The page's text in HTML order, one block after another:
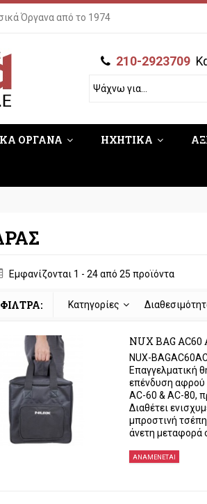
Όργανα από το 1974
210-2923709
ΟΡΓΑΝΑ ΗΧΗΤΙΚΑ
Εμφανίζονται 1 - 24 από 25 προϊόντα
ΦΙΛΤΡΑ: Κατηγορίες
NUX BAG AC60
NUX-
Επαγγελματική
επένδυση αφρού
AC-60 & AC-80,
Διαθέτει
μπροστινή
άνετη μεταφορά
ΑΝΑΜΈΝΕΤΑΙ